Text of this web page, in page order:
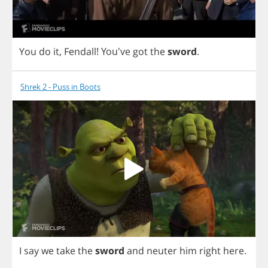
You do it, Fendall! You've gotthesword.
Shrek 2 - Puss in Boots
I saywetakethesword and neuter him right here.